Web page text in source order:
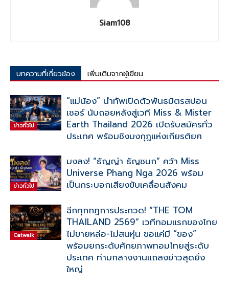
Siam108
บทความที่เกี่ยวข้อง เพิ่มเติมจากผู้เขียน
ข่าวทั่วไป
“แม่น้อง” นำทัพเปิดตัวพันธมิตรสปอน
เซอร์ นับถอยหลังสู่เวที Miss & Mister
Earth Thailand 2026 เปิดรับสมัครทั่ว
ประเทศ พร้อมชิงมงกุฎแห่งเกียรติยศ
ข่าวทั่วไป
มงลง! “ธัญญ่า ธัญชนก” คว้า Miss
Universe Phang Nga 2026 พร้อม
เป็นกระบอกเสียงขับเคลื่อนสังคม
Catwalk
ฉีกทุกกฎการประกวด! “THE TOM
THAILAND 2569” เวทีทอมแรกของไทย
ไม่ขายหล่อ-ไม่สนหุ่น ขอแค่มี “ของ”
พร้อมยกระดับศักยภาพทอมไทยสู่ระดับ
ประเทศ ท่ามกลางงานแถลงข่าวสุดยิ่ง
ใหญ่